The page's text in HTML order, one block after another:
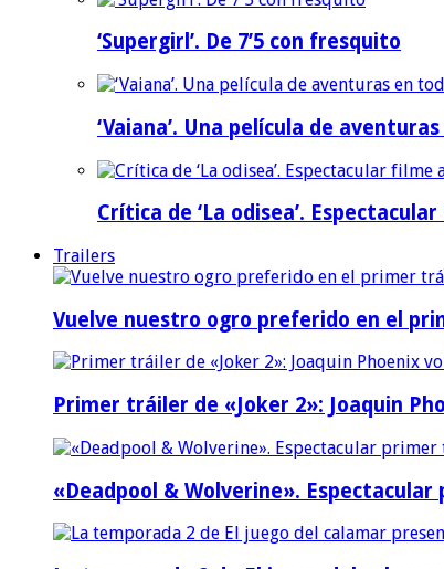
‘Supergirl’. De 7’5 con fresquito
‘Vaiana’. Una película de
Crítica de ‘La odisea’.
Trailers
Vuelve nuestro ogro preferido en el
Primer tráiler de «Joker 2»: Joaquin
«Deadpool & Wolverine».